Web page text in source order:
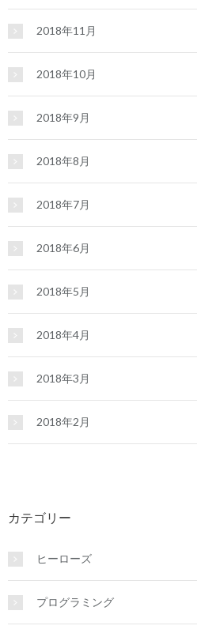
2018年11月
2018年10月
2018年9月
2018年8月
2018年7月
2018年6月
2018年5月
2018年4月
2018年3月
2018年2月
カテゴリー
ヒーローズ
プログラミング